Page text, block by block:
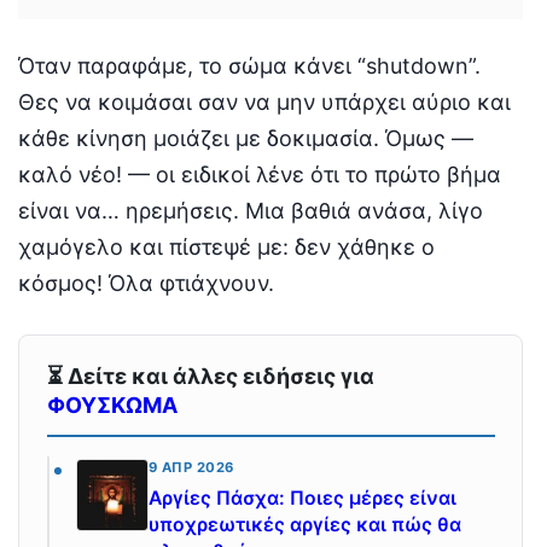
Όταν παραφάμε, το σώμα κάνει “shutdown”.
Θες να κοιμάσαι σαν να μην υπάρχει αύριο και
κάθε κίνηση μοιάζει με δοκιμασία. Όμως —
καλό νέο! — οι ειδικοί λένε ότι το πρώτο βήμα
είναι να… ηρεμήσεις. Μια βαθιά ανάσα, λίγο
χαμόγελο και πίστεψέ με: δεν χάθηκε ο
κόσμος! Όλα φτιάχνουν.
⏳ Δείτε και άλλες ειδήσεις για
ΦΟΥΣΚΩΜΑ
9 ΑΠΡ 2026
Αργίες Πάσχα: Ποιες μέρες είναι
υποχρεωτικές αργίες και πώς θα